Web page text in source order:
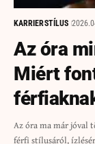
KARRIERSTÍLUS
Az óra
Miért
Az óra ma már jóval
férfi stílusáról,